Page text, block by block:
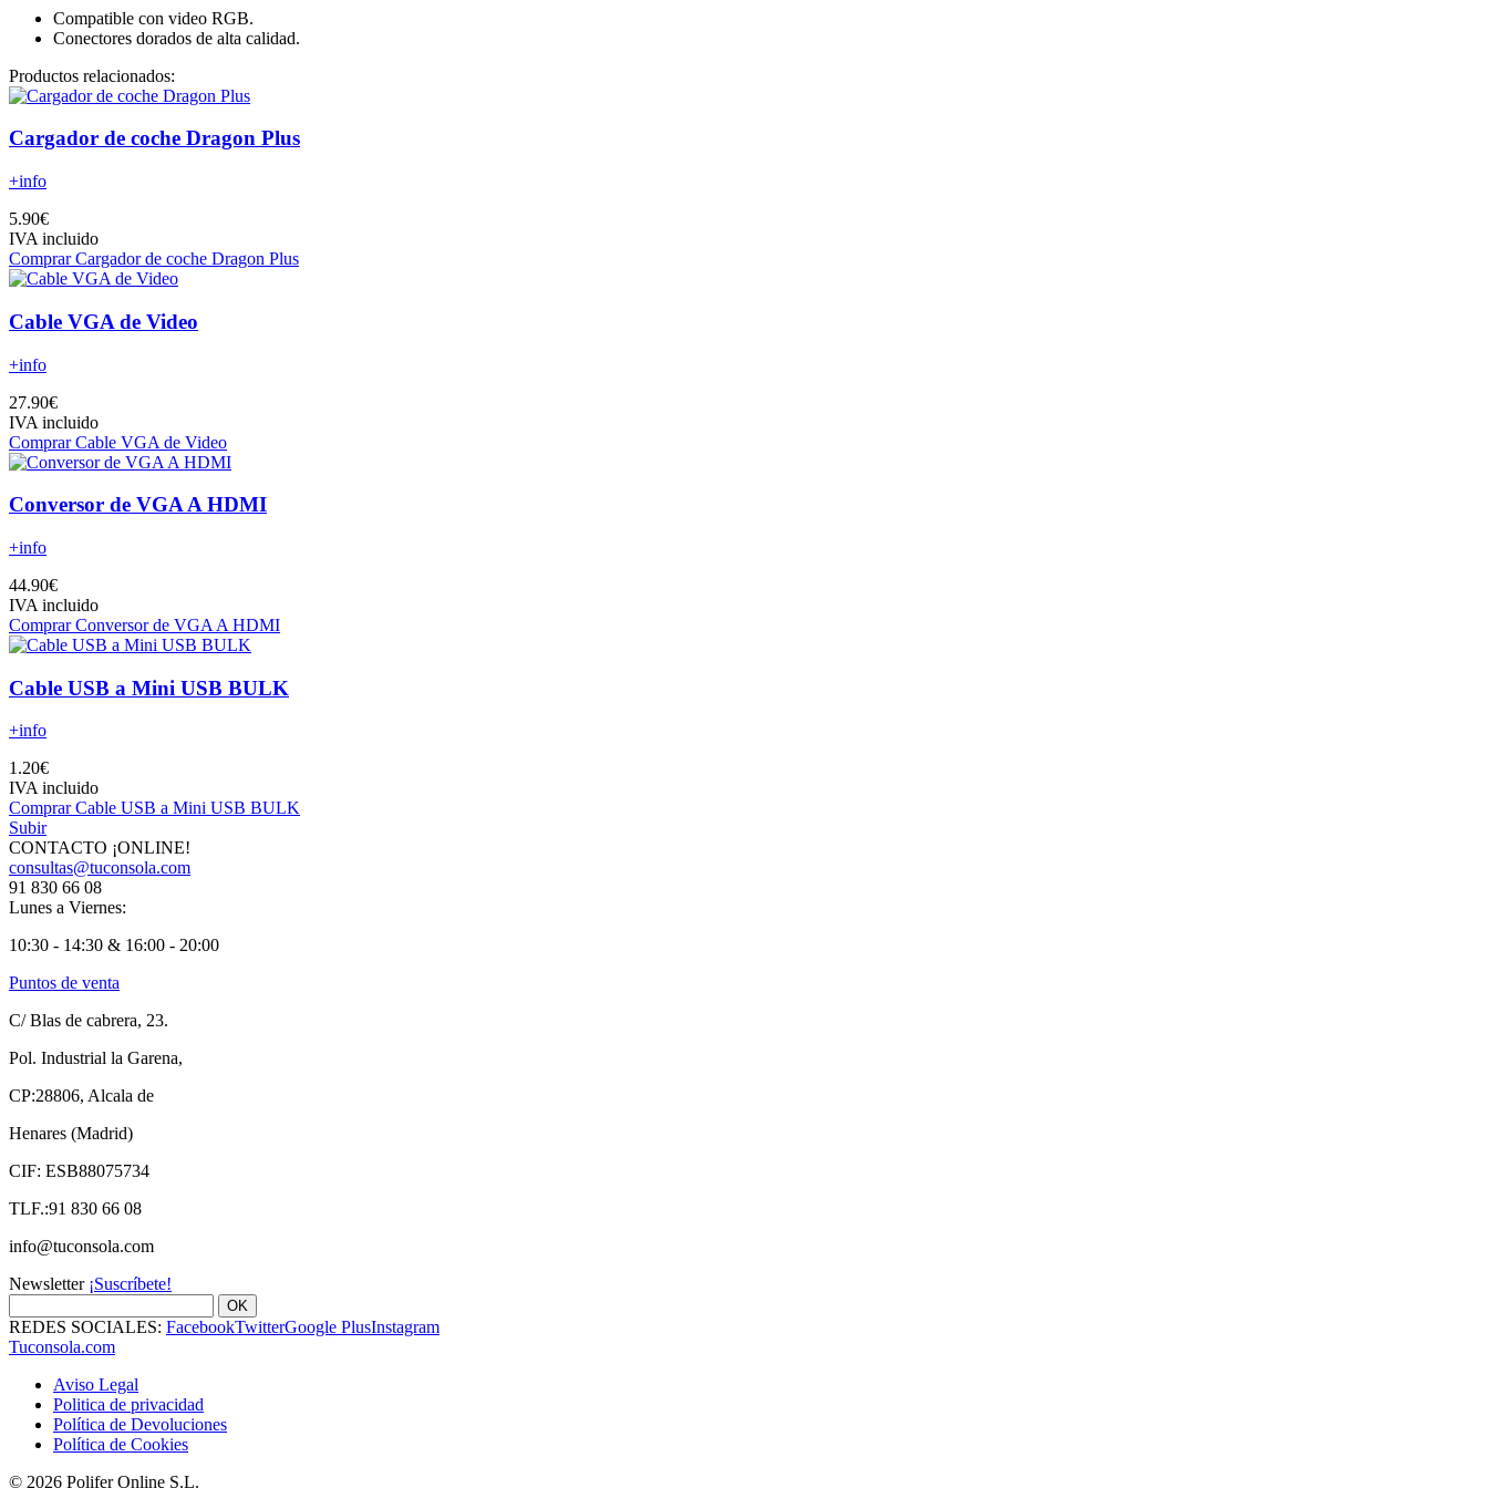
Compatible con video RGB.
Conectores dorados de alta calidad.
Productos relacionados:
Cargador de coche Dragon Plus
+info
5.90€
IVA incluido
Comprar Cargador de coche Dragon Plus
Cable VGA de Video
+info
27.90€
IVA incluido
Comprar Cable VGA de Video
Conversor de VGA A HDMI
+info
44.90€
IVA incluido
Comprar Conversor de VGA A HDMI
Cable USB a Mini USB BULK
+info
1.20€
IVA incluido
Comprar Cable USB a Mini USB BULK
Subir
CONTACTO ¡ONLINE!
consultas@tuconsola.com
91 830 66 08
Lunes a Viernes:
10:30 - 14:30 & 16:00 - 20:00
Puntos de venta
C/ Blas de cabrera, 23.
Pol. Industrial la Garena,
CP:28806, Alcala de
Henares (Madrid)
CIF: ESB88075734
TLF.:91 830 66 08
info@tuconsola.com
Newsletter ¡Suscríbete!
OK
REDES SOCIALES: FacebookTwitterGoogle PlusInstagram
Tuconsola.com
Aviso Legal
Politica de privacidad
Política de Devoluciones
Política de Cookies
© 2026 Polifer Online S.L.